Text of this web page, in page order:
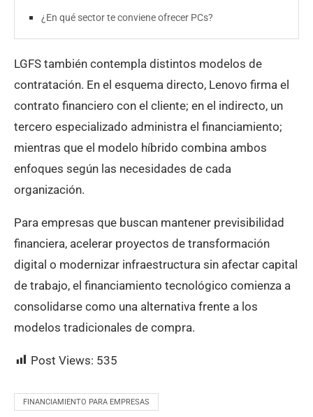
¿En qué sector te conviene ofrecer PCs?
LGFS también contempla distintos modelos de
contratación. En el esquema directo, Lenovo firma el
contrato financiero con el cliente; en el indirecto, un
tercero especializado administra el financiamiento;
mientras que el modelo híbrido combina ambos
enfoques según las necesidades de cada
organización.
Para empresas que buscan mantener previsibilidad
financiera, acelerar proyectos de transformación
digital o modernizar infraestructura sin afectar capital
de trabajo, el financiamiento tecnológico comienza a
consolidarse como una alternativa frente a los
modelos tradicionales de compra.
Post Views: 535
FINANCIAMIENTO PARA EMPRESAS